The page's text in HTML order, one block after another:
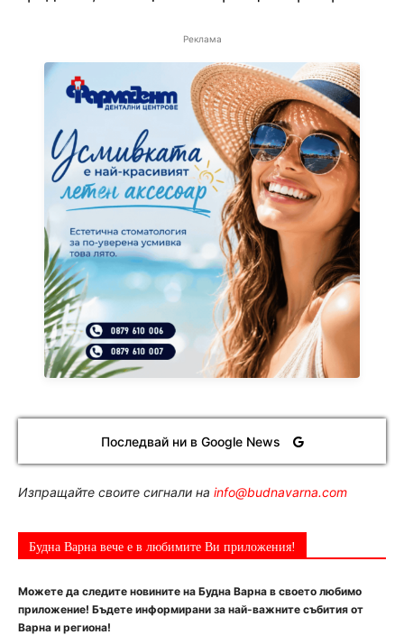
Реклама
Последвай ни в Google News
Изпращайте своите сигнали на info@budnavarna.com
Будна Варна вече е в любимите Ви приложения!
Можете да следите новините на Будна Варна в своето любимо
приложение! Бъдете информирани за най-важните събития от
Варна и региона!